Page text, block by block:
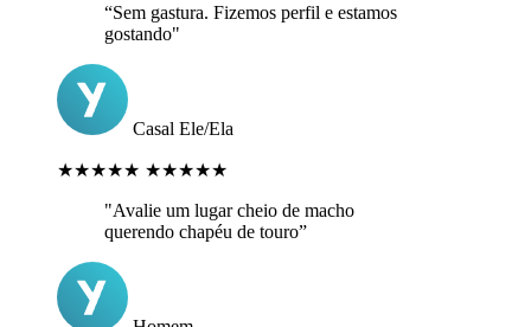
“Sem gastura. Fizemos perfil e estamos
gostando"
Casal Ele/Ela
★★★★★ ★★★★★
"Avalie um lugar cheio de macho
querendo chapéu de touro”